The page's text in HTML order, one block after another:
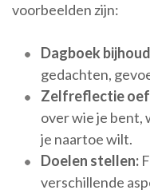
voorbeelden zijn:
Dagboek
gedachten,
Zelfreflectie
over wie je bent,
je naartoe wilt.
Doelen stellen:
verschillende